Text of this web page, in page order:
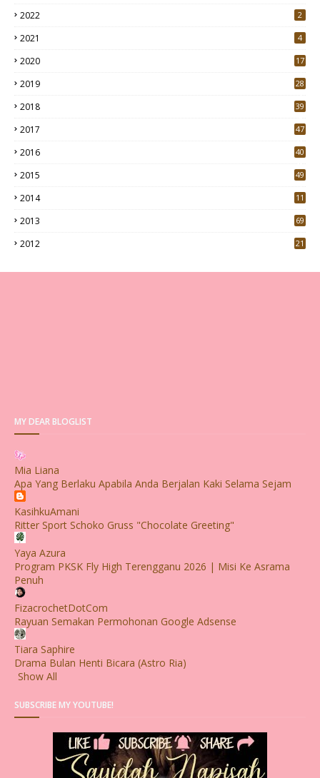
2022 2
2021 4
2020
17
2019
28
2018
39
2017
47
2016
40
2015
49
2014 11
2013 69
2012 21
MY DEAR BLOGLIST
Mia Liana
Apa Yang Berlaku Apabila Anda Berjalan Kaki Selama Sejam
KasihkuAmani
Ritter Sport Schoko Gruss "Chocolate Greeting"
Yaya Azura
Program PKSK Fly High Terengganu 2026 | Misi Ke Asrama
Penuh
FizacrochetDotCom
Rayuan Semakan Permohonan Google Adsense
Tiara Saphire
Drama Bulan Henti Bicara (Astro Ria)
Show All
SUBSCRIBE MY YOUTUBE!